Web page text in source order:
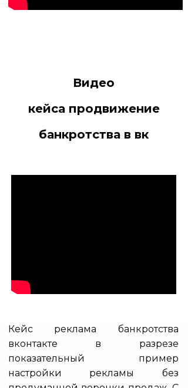
Видео
кейса продвижение
банкротства в вк
Кейсреклама банкротства
вконтакте в разрезе
показательный пример
настройки рекламы без